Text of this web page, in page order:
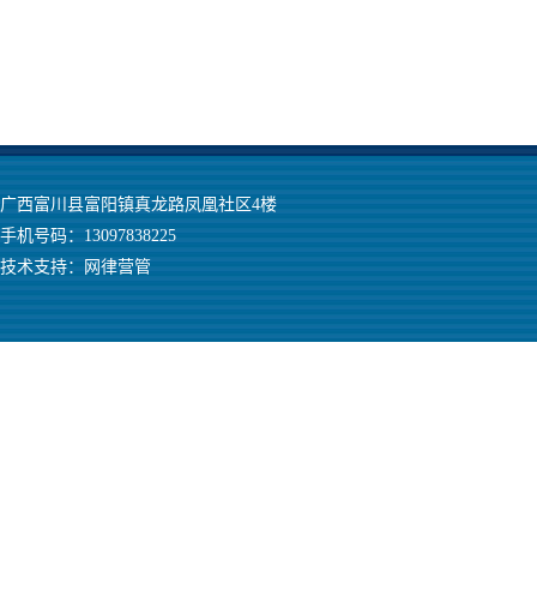
广西富川县富阳镇真龙路凤凰社区4楼
手机号码：13097838225
技术支持：
网律营管